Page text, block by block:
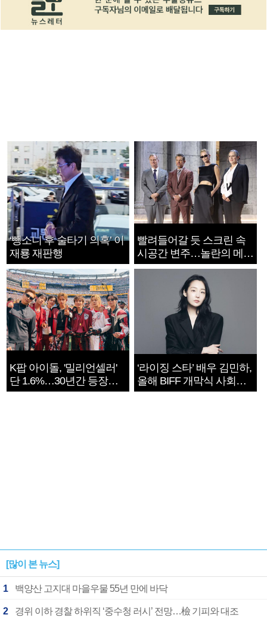
‘뺑소니 후 술타기 의혹’ 이
재룡 재판행
빨려들어갈 듯 스크린 속
시공간 변주…놀란의 메시
지는 ‘전쟁 속죄’
K팝 아이돌, '밀리언셀러'
단 1.6%…30년간 등장
1182개팀 전수조사
‘라이징 스타’ 배우 김민하,
올해 BIFF 개막식 사회자
확정
[많이 본 뉴스]
1 백양산 고지대 마을우물 55년 만에 바닥
2 경위 이하 경찰 하위직 ‘중수청 러시’ 전망…檢 기피와 대조